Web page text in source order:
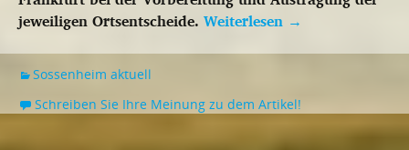
jeweiligen Ortsentscheide. Weiterlesen →
Sossenheim aktuell
Schreiben Sie Ihre Meinung zu dem Artikel!